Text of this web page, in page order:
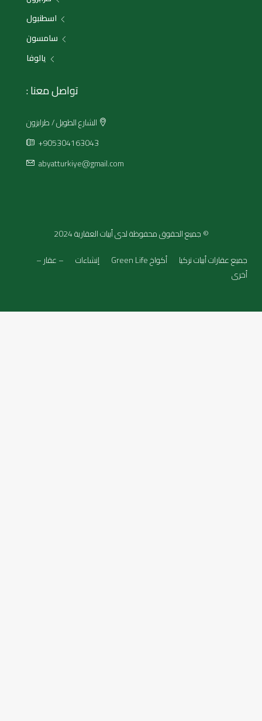
اسطنبول
سامسون
يالوفا
تواصل معنا :
الشارع الطويل / طرابزون
+905304163043
abyatturkiye@gmail.com
© جميع الحقوق محفوظة لدى أبيات العقارية 2024
جميع عقارات أبيات تركيا
أكواخ Green Life إنشاءات
– عقار –
أخرى